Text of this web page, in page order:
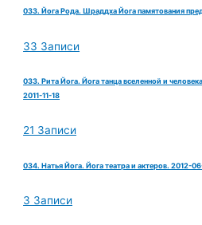
033. Йога Рода. Шраддха Йога памятования
33 Записи
033. Рита Йога. Йога танца вселенной и
2011-11-18
21 Записи
034. Натья Йога. Йога театра и актеров. 2012-
3 Записи